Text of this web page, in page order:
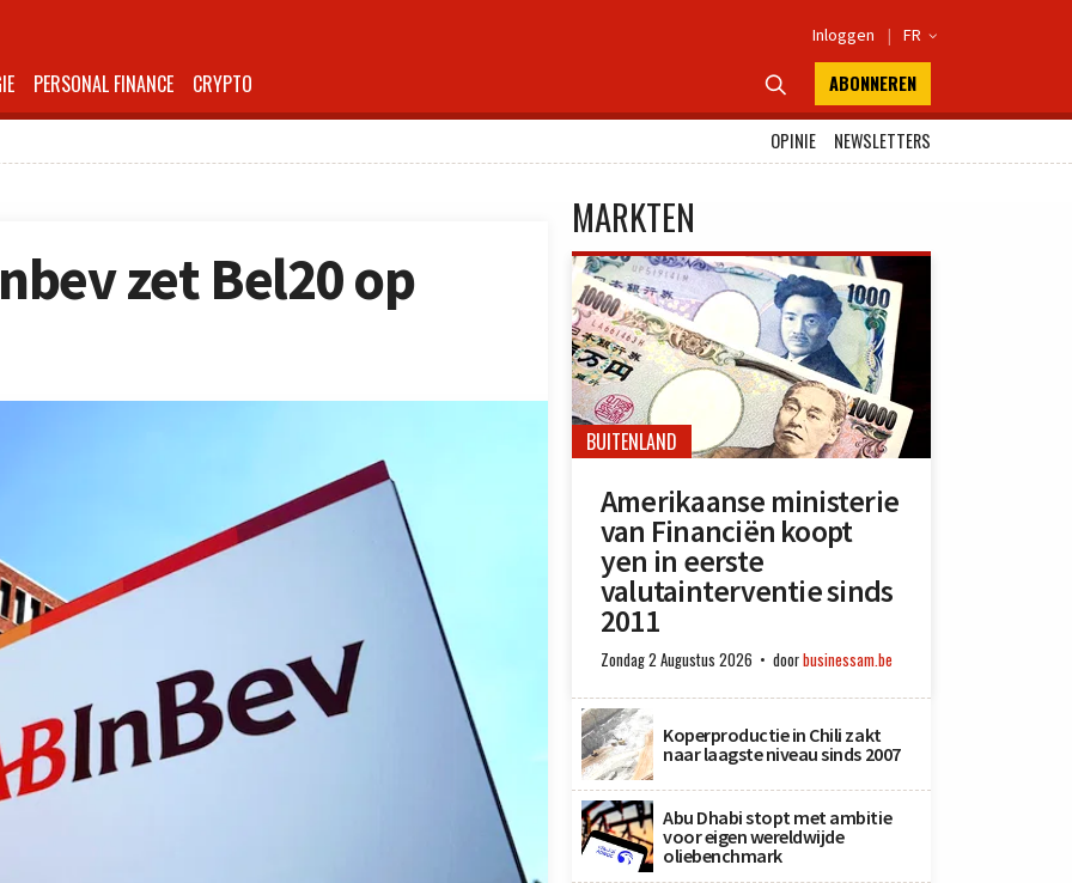
Inloggen | FR 
PERSONAL FINANCE CRYPTO  ABONNEREN
OPINIE
NEWSLETTERS
zet Bel20 op
MARKTEN
BUITENLAND
Amerikaanse ministerie
van Financiën koopt
yen in eerste
valutainterventie sinds
2011
Zondag 2 Augustus 2026 doorbusinessam.be
Koperproductie in Chili zakt
naar laagste niveau sinds 2007
Abu Dhabi stopt met ambitie
voor eigen wereldwijde
oliebenchmark